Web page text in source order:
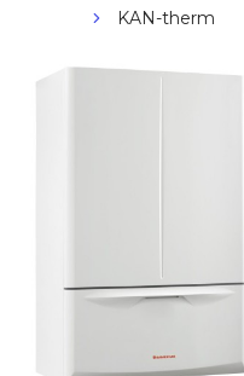
KAN-therm
termet